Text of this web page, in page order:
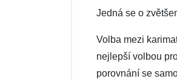
Jedná se o
Volba mezi
nejlepší volbou
porovnání se